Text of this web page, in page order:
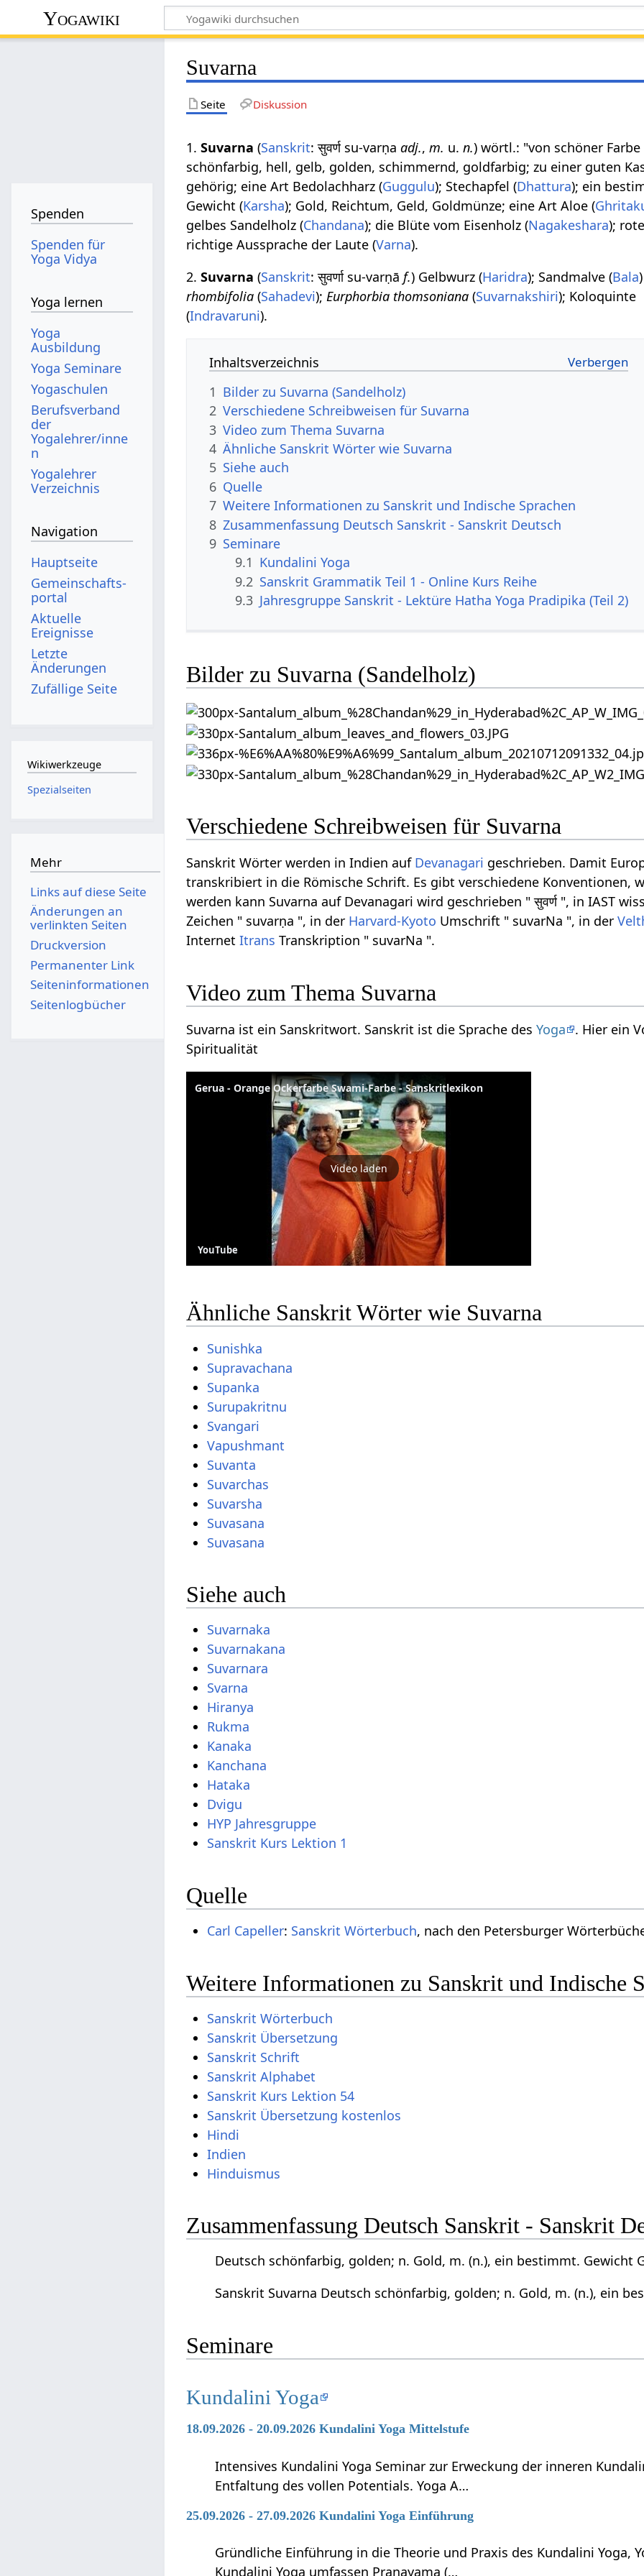
Yogawiki
Suvarna
Seite Diskussion
1.Suvarna (Sanskrit: सुवर्ण su-varṇaadj.,m. u.n.) wörtl.: "von schöner Farbe
schönfarbig, hell, gelb, golden, schimmernd, goldfarbig; zu einer guten
gehörig; eine Art Bedolachharz (Guggulu); Stechapfel (Dhattura); ein
Gewicht (Karsha); Gold, Reichtum, Geld, Goldmünze; eine Art Aloe (
gelbes Sandelholz (Chandana); die Blüte vom Eisenholz (Nagakeshara);
richtige Aussprache der Laute (Varna).
2.Suvarna (Sanskrit: सुवर्णा su-varṇā f.) Gelbwurz (Haridra); Sandmalve (Bala
rhombifolia (Sahadevi); Eurphorbia thomsoniana (Suvarnakshiri); Koloquinte
(Indravaruni).
Inhaltsverzeichnis
1 Bilder zu Suvarna (Sandelholz)
2 Verschiedene Schreibweisen für Suvarna
3 Video zum Thema Suvarna
4 Ähnliche Sanskrit Wörter wie Suvarna
5 Siehe auch
6 Quelle
7 Weitere Informationen zu Sanskrit und Indische Sprachen
8 Zusammenfassung Deutsch Sanskrit - Sanskrit Deutsch
9 Seminare
9.1 Kundalini Yoga
9.2 Sanskrit Grammatik Teil 1 - Online Kurs Reihe
9.3 Jahresgruppe Sanskrit - Lektüre Hatha Yoga Pradipika (Teil 2)
Bilder zu Suvarna (Sandelholz)
Verschiedene Schreibweisen für Suvarna
Sanskrit Wörter werden in Indien auf Devanagari geschrieben. Damit
transkribiert in die Römische Schrift. Es gibt verschiedene Konventionen,
werden kann Suvarna auf Devanagari wird geschrieben " सुवर्ण ", in IAST
Zeichen " suvarṇa ", in der Harvard-Kyoto Umschrift " suvarNa ", in der
InternetItrans Transkription " suvarNa ".
Video zum Thema Suvarna
Suvarna ist ein Sanskritwort. Sanskrit ist die Sprache desYoga . Hier ein
Spiritualität
Gerua - Orange Ockerfarbe Swami-Farbe - Sanskritlexikon
Video laden
YouTube
Ähnliche Sanskrit Wörter wie Suvarna
Sunishka
Supravachana
Supanka
Surupakritnu
Svangari
Vapushmant
Suvanta
Suvarchas
Suvarsha
Suvasana
Suvasana
Siehe auch
Suvarnaka
Suvarnakana
Suvarnara
Svarna
Hiranya
Rukma
Kanaka
Kanchana
Hataka
Dvigu
HYP Jahresgruppe
Sanskrit Kurs Lektion 1
Quelle
Carl Capeller: Sanskrit Wörterbuch, nach den Petersburger
Weitere Informationen zu Sanskrit und Indische
Sanskrit Wörterbuch
Sanskrit Übersetzung
Sanskrit Schrift
Sanskrit Alphabet
Sanskrit Kurs Lektion 54
Sanskrit Übersetzung kostenlos
Hindi
Indien
Hinduismus
Zusammenfassung Deutsch Sanskrit - Sanskrit
Deutsch schönfarbig, golden; n. Gold, m. (n.), ein bestimmt. Gewicht
Sanskrit Suvarna Deutsch schönfarbig, golden; n. Gold, m. (n.), ein
Seminare
Kundalini Yoga
18.09.2026 - 20.09.2026 Kundalini Yoga Mittelstufe
Intensives Kundalini Yoga Seminar zur Erweckung der inneren
Entfaltung des vollen Potentials. Yoga A…
25.09.2026 - 27.09.2026 Kundalini Yoga Einführung
Gründliche Einführung in die Theorie und Praxis des Kundalini Yoga,
Kundalini Yoga umfassen Pranayama (…
Spenden
Spenden für
Yoga Vidya
Yoga lernen
Yoga
Ausbildung
Yoga Seminare
Yogaschulen
Berufsverband
der
Yogalehrer/inne
n
Yogalehrer
Verzeichnis
Navigation
Hauptseite
Gemeinschafts­
portal
Aktuelle
Ereignisse
Letzte
Änderungen
Zufällige Seite
Wikiwerkzeuge
Spezialseiten
Mehr
Links auf diese Seite
Änderungen an
verlinkten Seiten
Druckversion
Permanenter Link
Seiten­­informationen
Seitenlogbücher